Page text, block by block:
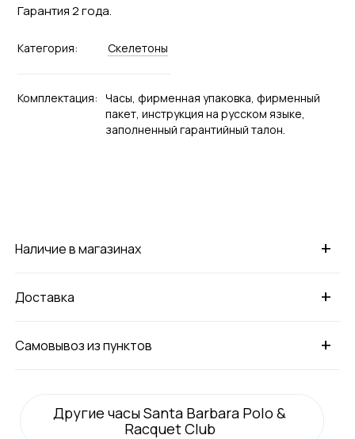
Гарантия 2 года.
Категория: Скелетоны
Комплектация: Часы, фирменная упаковка, фирменный
пакет, инструкция на русском языке,
заполненный гарантийный талон.
+
Наличие в магазинах
+
Доставка
+
Самовывоз из пунктов
Другие часы Santa Barbara Polo &
Racquet Club